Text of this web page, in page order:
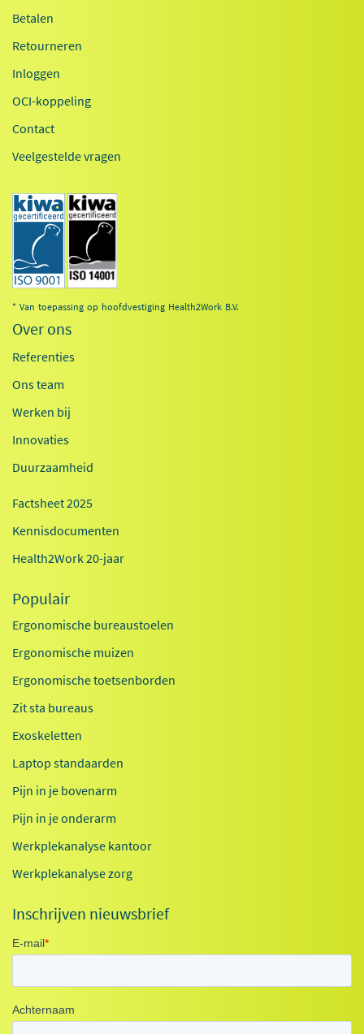
Betalen
Retourneren
Inloggen
OCI-koppeling
Contact
Veelgestelde vragen
* Van toepassing op hoofdvestiging Health2Work B.V.
Over ons
Referenties
Ons team
Werken bij
Innovaties
Duurzaamheid
Factsheet 2025
Kennisdocumenten
Health2Work 20-jaar
Populair
Ergonomische bureaustoelen
Ergonomische muizen
Ergonomische toetsenborden
Zit sta bureaus
Exoskeletten
Laptop standaarden
Pijn in je bovenarm
Pijn in je onderarm
Werkplekanalyse kantoor
Werkplekanalyse zorg
Inschrijven nieuwsbrief